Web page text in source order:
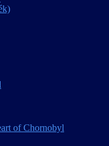
of Chornobyl